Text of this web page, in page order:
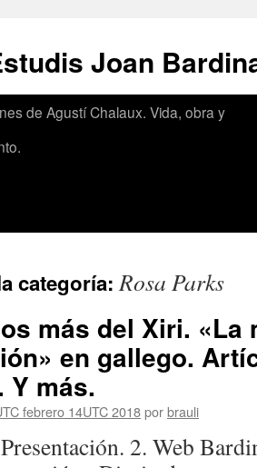
Joan
de Agustí Chalaux. Vida, obra y
categoría:Rosa Parks
más del Xiri. «La
en gallego.
más.
febrero 14UTC 2018porbrauli
2. Web